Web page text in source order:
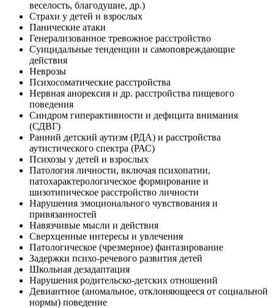
веселость, благодушие, др.)
Страхи у детей и взрослых
Панические атаки
Генерализованное тревожное расстройство
Суицидальные тенденции и самоповреждающие
действия
Неврозы
Психосоматические расстройства
Нервная анорексия и др. расстройства пищевого
поведения
Синдром гиперактивности и дефицита внимания
(СДВГ)
Ранний детский аутизм (РДА) и расстройства
аутистического спектра (РАС)
Психозы у детей и взрослых
Патология личности, включая психопатии,
патохарактерологическое формирование и
шизотипическое расстройство личности
Нарушения эмоционального чувствования и
привязанностей
Навязчивые мысли и действия
Сверхценные интересы и увлечения
Патологическое (чрезмерное) фантазирование
Задержки психо-речевого развития детей
Школьная дезадаптация
Нарушения родительско-детских отношений
Девиантное (аномальное, отклоняющееся от социальной
нормы) поведение